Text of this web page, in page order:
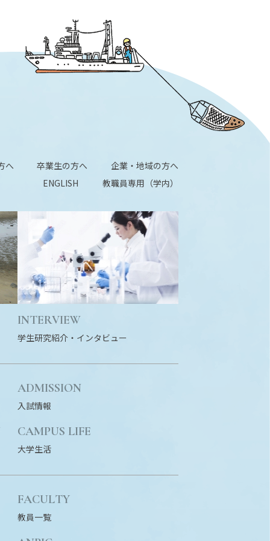
へ 卒業生の方へ
企業・地域の方へ
ENGLISH
教職員専用（学内）
INTERVIEW
学生研究紹介・ インタビュー
ADMISSION
入試情報
CAMPUS LIFE
大学生活
FACULTY
教員一覧